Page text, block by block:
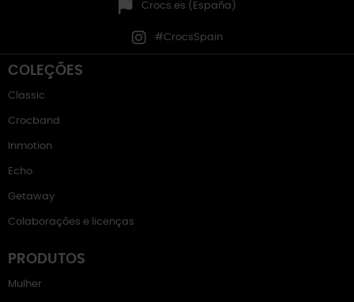
Crocs.es (España)
#CrocsSpain
COLEÇÕES
Classic
Crocband
Inmotion
Echo
Getaway
Colaborações e licenças
PRODUTOS
Mulher